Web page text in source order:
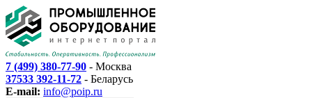
7 (499) 380-77-90 - Москва
37533 392-11-72 - Беларусь
E-mail: info@poip.ru